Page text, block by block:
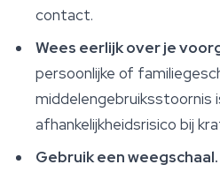
contact.
Wees eerlijk over je
persoonlijke of
middelengebruiksstoornis
afhankelijkheidsrisico bij
Gebruik een weegschaal.